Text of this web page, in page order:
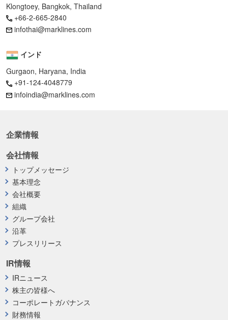
Klongtoey, Bangkok, Thailand
+66-2-665-2840
infothai@marklines.com
インド
Gurgaon, Haryana, India
+91-124-4048779
infoindia@marklines.com
企業情報
会社情報
トップメッセージ
基本理念
会社概要
組織
グループ会社
沿革
プレスリリース
IR情報
IRニュース
株主の皆様へ
コーポレートガバナンス
財務情報